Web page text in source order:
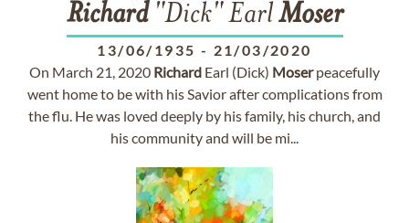
Richard"Dick" EarlMoser
13/06/1935 - 21/03/2020
On March 21, 2020 Richard Earl (Dick) Moserpeacefully
went home to be with his Savior after complications from
the flu. He was loved deeply by his family, his church, and
his community and will be mi...